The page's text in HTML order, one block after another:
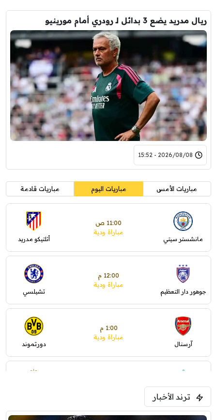
ريال مدريد يضع 3 بدائل لـ رودري أمام مورينيو
2026/08/08 - 15:52
مباريات الأمس مباريات اليوم مباريات قادمة
مانشستر سيتي
11:00 ص
مباراة ودية
أتلتيكو مدريد
جوهور دار التعظيم
12:00 م
مباراة ودية
تشيلسي
آرسنال
1:00 م
مباراة ودية
دورتموند
ليفربول
ترند الأخبار